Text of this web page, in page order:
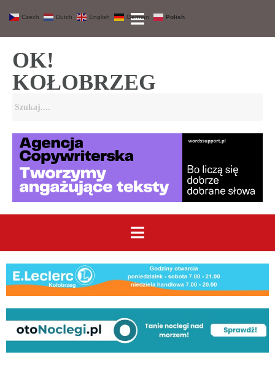
OK!
KOŁOBRZEG
Czech Dutch English German Polish